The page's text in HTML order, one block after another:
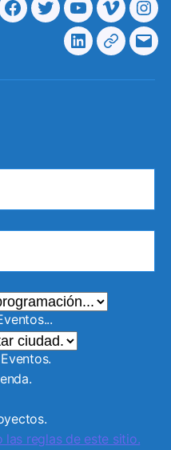
Facebook
TwitterYoutubeVimeo
LinkedinTelegram
las reglas de este sitio.